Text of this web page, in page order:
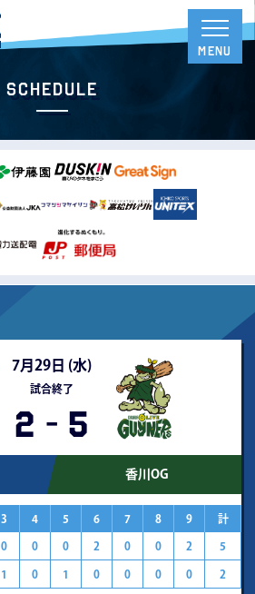
Schedule
7月29日 (水)
試合終了
2 - 5
香川OG
3 4 5 6 7 8 9 計
0 0 0 2 0 0 2 5
1 0 1 0 0 0 0 2